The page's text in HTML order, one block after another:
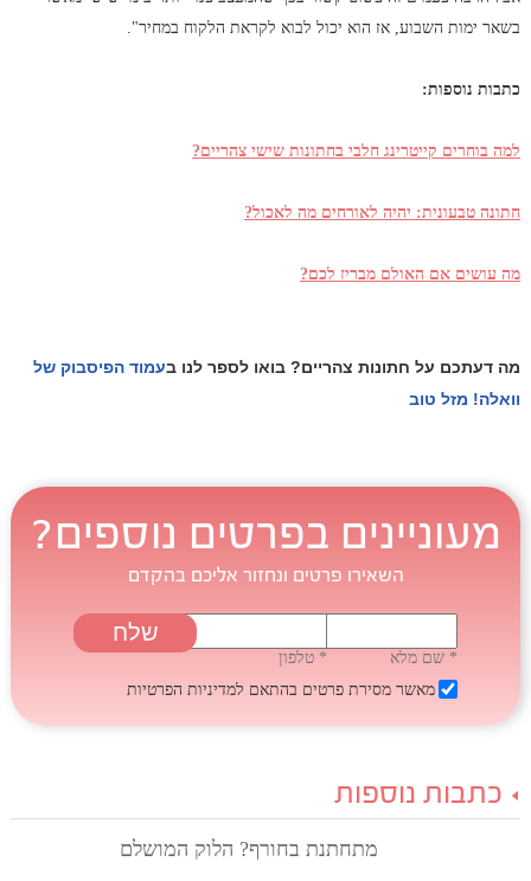
בשאר ימות השבוע, אז הוא יכול לבוא לקראת הלקוח במחיר".
כתבות נוספות:
למה בוחרים קייטרינג חלבי בחתונות שישי צהריים?
חתונה טבעונית: יהיה לאורחים מה לאכול?
מה עושים אם האולם מבריז לכם?
מה דעתכם על חתונות צהריים? בואו לספר לנו בעמוד הפיסבוק של
וואלה! מזל טוב
מעוניינים בפרטים נוספים?
השאירו פרטים ונחזור אליכם בהקדם
* שם מלא
* טלפון
מאשר מסירת פרטים בהתאם למדיניות הפרטיות
כתבות נוספות
מתחתנת בחורף? הלוק המושלם